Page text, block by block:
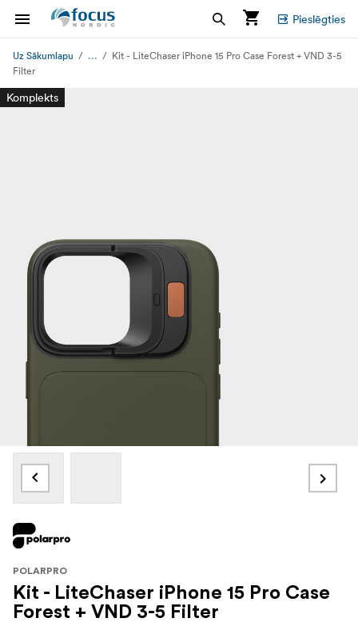
Pieslēgties
Uz Sākumlapu ...
Kit - LiteChaser iPhone 15 Pro Case Forest + VND 3-5
Filter
Komplekts
POLARPRO
Kit - LiteChaser iPhone 15 Pro Case
Forest + VND 3-5 Filter